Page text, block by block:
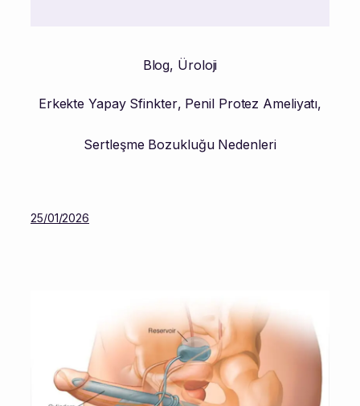
Blog, Üroloji
Erkekte Yapay Sfinkter, Penil Protez Ameliyatı,
Sertleşme Bozukluğu Nedenleri
25/01/2026